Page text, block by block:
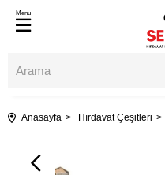
Menu
Anasayfa Hırdavat Çeşitleri